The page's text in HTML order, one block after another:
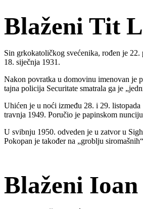
Blaženi Tit
Sin grkokatoličkog svećenika, rođen je
18. siječnja 1931.
Nakon povratka u domovinu imenovan je
tajna policija Securitate smatrala ga je
Uhićen je u noći između 28. i 29.
travnja 1949. Poručio je papinskom
U svibnju 1950. odveden je u zatvor u
Pokopan je također na „groblju
Blaženi Ioan